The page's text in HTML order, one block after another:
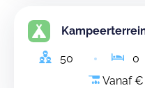
50 0
Vanaf €